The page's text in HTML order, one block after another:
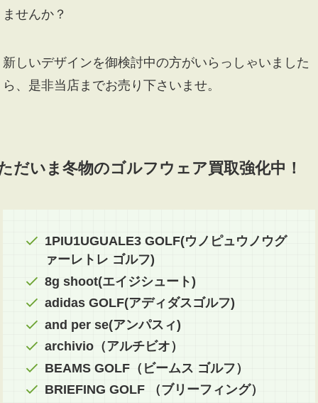
ませんか？
新しいデザインを御検討中の方がいらっしゃいました
ら、是非当店までお売り下さいませ。
だいま冬物のゴルフウェア買取強化中！
1PIU1UGUALE3 GOLF(ウノピュウノウグ
ァーレトレ ゴルフ)
8g shoot(エイジシュート)
adidas GOLF(アディダスゴルフ)
and per se(アンパスィ)
archivio（アルチビオ）
BEAMS GOLF（ビームス ゴルフ）
BRIEFING GOLF （ブリーフィング）